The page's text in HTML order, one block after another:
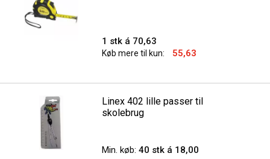
1 stk á 70,63
Køb mere til kun: 55,63
Linex 402 lille passer til
skolebrug
Min. køb: 40 stk á 18,00